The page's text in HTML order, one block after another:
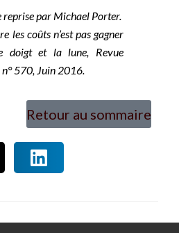
par Michael Porter.
les coûts n’est pas gagner
doigt et la lune, Revue
570, Juin 2016.
Retour au sommaire